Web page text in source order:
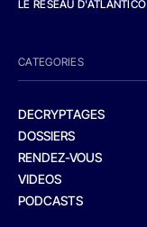
LE RESEAU D'ATLANTICO
CATEGORIES
DECRYPTAGES
DOSSIERS
RENDEZ-VOUS
VIDEOS
PODCASTS